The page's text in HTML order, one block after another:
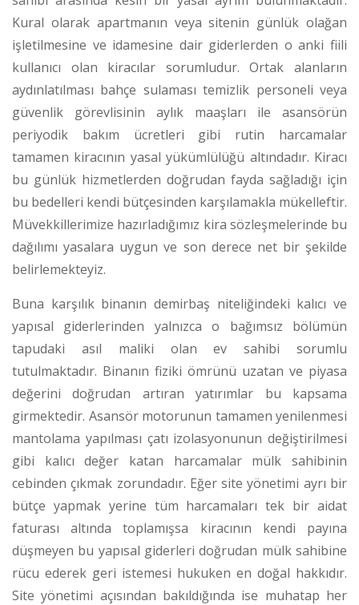
Kural olarak apartmanın veya sitenin günlük olağan
işletilmesine ve idamesine dair giderlerden o anki fiili
kullanıcı olan kiracılar sorumludur. Ortak alanların
aydınlatılması bahçe sulaması temizlik personeli veya
güvenlik görevlisinin aylık maaşları ile asansörün
periyodik bakım ücretleri gibi rutin harcamalar
tamamen kiracının yasal yükümlülüğü altındadır. Kiracı
bu günlük hizmetlerden doğrudan fayda sağladığı için
bu bedelleri kendi bütçesinden karşılamakla mükelleftir.
Müvekkillerimize hazırladığımız kira sözleşmelerinde bu
dağılımı yasalara uygun ve son derece net bir şekilde
belirlemekteyiz.
Buna karşılık binanın demirbaş niteliğindeki kalıcı ve
yapısal giderlerinden yalnızca o bağımsız bölümün
tapudaki asıl maliki olan ev sahibi sorumlu
tutulmaktadır. Binanın fiziki ömrünü uzatan ve piyasa
değerini doğrudan artıran yatırımlar bu kapsama
girmektedir. Asansör motorunun tamamen yenilenmesi
mantolama yapılması çatı izolasyonunun değiştirilmesi
gibi kalıcı değer katan harcamalar mülk sahibinin
cebinden çıkmak zorundadır. Eğer site yönetimi ayrı bir
bütçe yapmak yerine tüm harcamaları tek bir aidat
faturası altında toplamışsa kiracının kendi payına
düşmeyen bu yapısal giderleri doğrudan mülk sahibine
rücu ederek geri istemesi hukuken en doğal hakkıdır.
Site yönetimi açısından bakıldığında ise muhatap her